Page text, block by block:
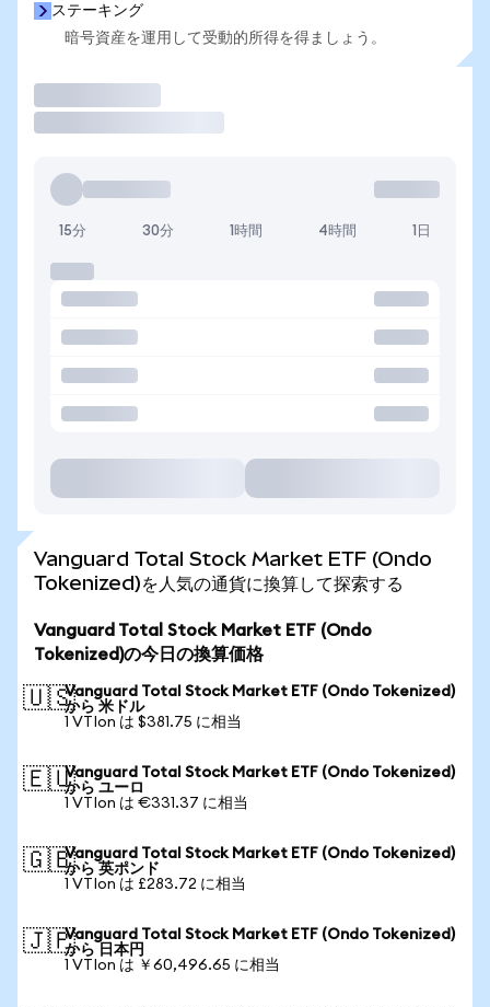
ステーキング
暗号資産を運用して受動的所得を得ましょう。
15分 30分 1時間 4時間 1日
Vanguard Total Stock Market ETF (Ondo
Tokenized)を人気の通貨に換算して探索する
Vanguard Total Stock Market ETF (Ondo
Tokenized)の今日の換算価格
🇺🇸Vanguard Total Stock Market ETF (Ondo Tokenized)
から 米ドル
1 VTIon は $381.75 に相当
🇪🇺Vanguard Total Stock Market ETF (Ondo Tokenized)
から ユーロ
1 VTIon は €331.37 に相当
🇬🇧Vanguard Total Stock Market ETF (Ondo Tokenized)
から 英ポンド
1 VTIon は £283.72 に相当
🇯🇵Vanguard Total Stock Market ETF (Ondo Tokenized)
から 日本円
1 VTIon は ￥60,496.65 に相当